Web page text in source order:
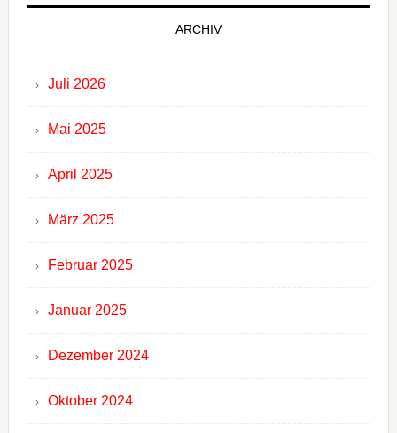
ARCHIV
Juli 2026
Mai 2025
April 2025
März 2025
Februar 2025
Januar 2025
Dezember 2024
Oktober 2024